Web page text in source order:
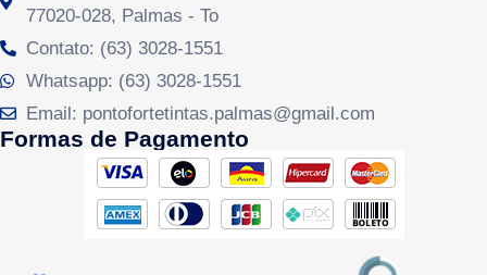
77020-028, Palmas - To
Contato: (63) 3028-1551
Whatsapp: (63) 3028-1551
Email: pontofortetintas.palmas@gmail.com
Formas de Pagamento